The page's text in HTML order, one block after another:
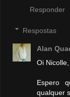
Responder
Respostas
Alan
Oi Nicolle,
Espero
qualquer